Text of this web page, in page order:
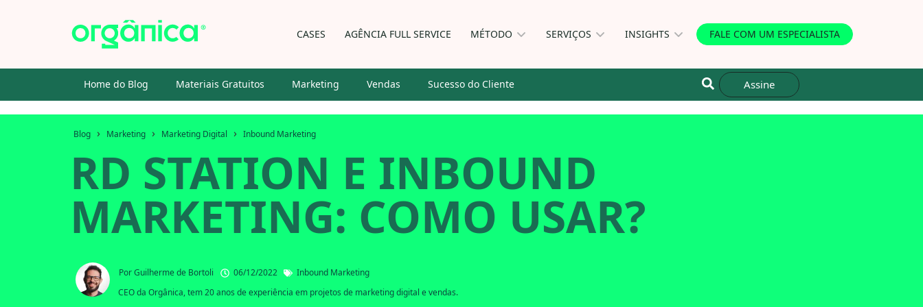
CASES AGÊNCIA FULL SERVICE MÉTODO SERVIÇOS INSIGHTS FALE COM UM ESPECIALISTA
Home do Blog Materiais Gratuitos Marketing Vendas Sucesso do Cliente Assine
Blog › Marketing › Marketing Digital › Inbound Marketing
RD STATION E INBOUND
MARKETING: COMO USAR?
PorGuilherme de Bortoli 06/12/2022
Inbound Marketing
CEO da Orgânica, tem 20 anos de experiência em projetos de marketing digital e vendas.